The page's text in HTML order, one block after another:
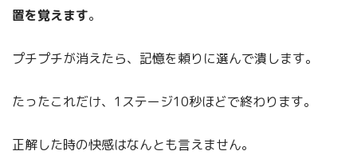
置を覚えます。
プチプチが消えたら、記憶を頼りに選んで潰します。
たったこれだけ、1ステージ10秒ほどで終わります。
正解した時の快感はなんとも言えません。